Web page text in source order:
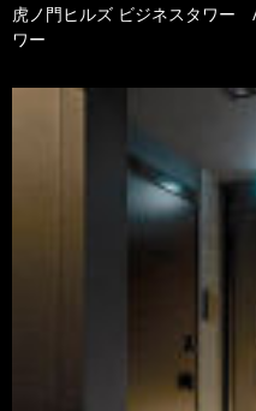
虎ノ門ヒルズ ビジネスタワ
ワー